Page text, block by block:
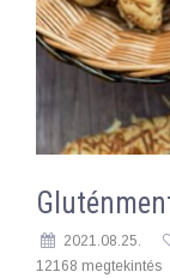
2021.08.25.
12168 megtekintés